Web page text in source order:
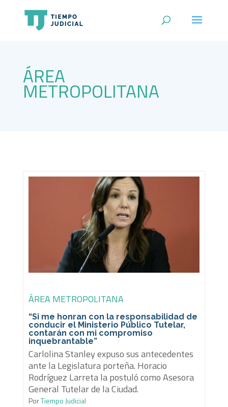
ÁREA
METROPOLITANA
ÁREA METROPOLITANA
“Si me honran con la responsabilidad de
conducir el Ministerio Público Tutelar,
contarán con mi compromiso
inquebrantable”
Carlolina Stanley expuso sus antecedentes
ante la Legislatura porteña. Horacio
Rodríguez Larreta la postuló como Asesora
General Tutelar de la Ciudad.
PorTiempo Judicial